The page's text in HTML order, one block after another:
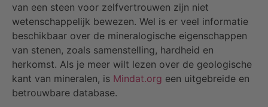
van een steen voor zelfvertrouwen zijn niet
wetenschappelijk bewezen. Wel is er veel informatie
beschikbaar over de mineralogische eigenschappen
van stenen, zoals samenstelling, hardheid en
herkomst. Als je meer wilt lezen over de geologische
kant van mineralen, is Mindat.org een uitgebreide en
betrouwbare database.